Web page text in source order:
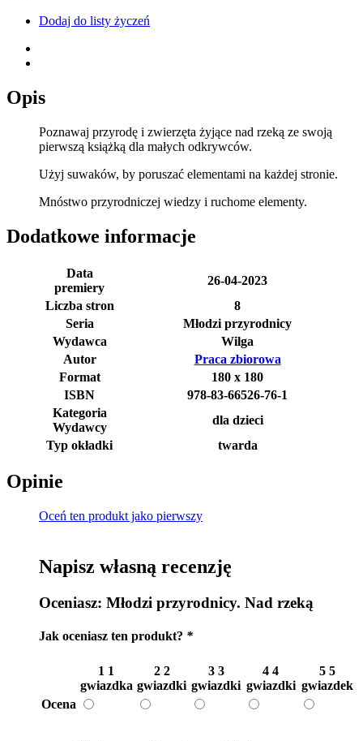
Dodaj do listy życzeń
Opis
Poznawaj przyrodę i zwierzęta żyjące nad rzeką ze swoją
pierwszą książką dla małych odkrywców.
Użyj suwaków, by poruszać elementami na każdej stronie.
Mnóstwo przyrodniczej wiedzy i ruchome elementy.
Dodatkowe informacje
Data
premiery
26-04-2023
Liczba stron
8
Seria
Młodzi przyrodnicy
Wydawca
Wilga
Autor
Praca zbiorowa
Format
180 x 180
ISBN
978-83-66526-76-1
Kategoria
Wydawcy
dla dzieci
Typ okładki
twarda
Opinie
Oceń ten produkt jako pierwszy
Napisz własną recenzję
Oceniasz: Młodzi przyrodnicy. Nad rzeką
Jak oceniasz ten produkt? *
1 1
gwiazdka
2 2
gwiazdki
3 3
gwiazdki
4 4
gwiazdki
5 5
gwiazdek
Ocena